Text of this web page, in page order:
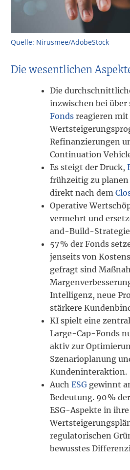
Quelle: Nirusmee/AdobeStock
Die wesentlichen
Die
inzwischen bei über
Fonds reagieren
Refinanzierungen
Continuation
Es steigt der Druck,
frühzeitig zu planen
direkt nach dem
Operative
vermehrt und
and-Build-
57 % der Fonds
jenseits von
gefragt sind
Intelligenz, neue
stärkere
KI spielt eine
Large-Cap-Fonds
aktiv zur
Szenarioplanung
Kundeninteraktion.
AuchESG gewinnt
Bedeutung. 90 %
ESG-Aspekte in ihre
regulatorischen
bewusstes